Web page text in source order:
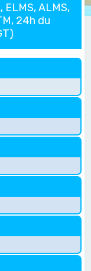
ELMS, ALMS,
24h du